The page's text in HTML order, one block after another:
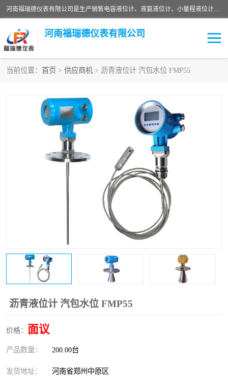
河南福瑞德仪表有限公司是生产销售电容液位计、液氨液位计、小量程液位计定制、智能锅炉水位计、液氮液位计等；并在产品开发、研制的过程中，吸取国内外仪器仪表的技术精华，建立了一支高、精、尖的科研开发队伍，使产品性能不断升级。
河南福瑞德仪表有限公司
当前位置： 首页 > 供应商机 > 沥青液位计 汽包水位 FMP55
沥青液位计 汽包水位 FMP55
价格： 面议
产品数量： 200.00台
发货地址： 河南省郑州中原区
压力传感器 流量传感器
液氮液位计
差压变送器 液位计传感器定制
锅炉水位计
智能锅炉水位计